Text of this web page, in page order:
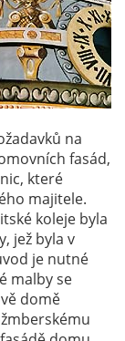
na
fasád,
které
majitele.
koleje byla
jež byla v
je nutné
malby se
domě